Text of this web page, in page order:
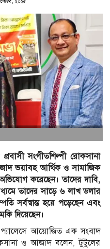
২০২৫
সংগীতশিল্পী রোকসানা
ভয়াবহ আর্থিক ও সামাজিক
করেছেন। তাদের দাবি,
তাদের সাড়ে ৬ লাখ ডলার
সর্বস্বান্ত হয়ে পড়েছেন এবং
দিয়েছেন।
প্যালেসে আয়োজিত এক সংবাদ
ও আজাদ বলেন, টুটুলের